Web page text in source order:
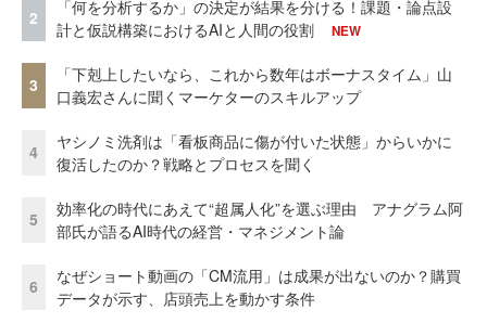
2
「何を分析するか」の決定が結果を分ける！課題・論点設
計と仮説構築におけるAIと人間の役割
NEW
3
「下剋上したいなら、これから数年はボーナスタイム」山
口義宏さんに聞くマーケターのスキルアップ
4
ヤシノミ洗剤は「看板商品に傷が付いた状態」からいかに
復活したのか？戦略とプロセスを聞く
5
効率化の時代にあえて“超属人化”を選ぶ理由 アナグラム阿
部氏が語るAI時代の経営・マネジメント論
6
なぜショート動画の「CM流用」は成果が出ないのか？購買
データが示す、店頭売上を動かす条件